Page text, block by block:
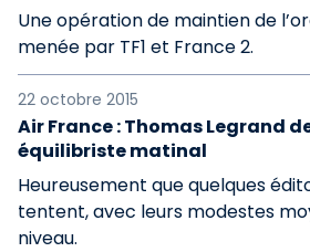
Une opération de maintien de
menée par TF1 et France 2.
22 octobre 2015
Air France : Thomas Legrand
équilibriste matinal
Heureusement que quelques
tentent, avec leurs modestes
niveau.